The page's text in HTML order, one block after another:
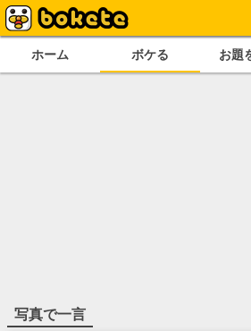
ホーム ボケる お題
写真で一言